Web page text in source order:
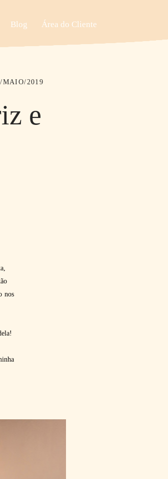
Blog Área do Cliente
MAIO/2019
e
nos